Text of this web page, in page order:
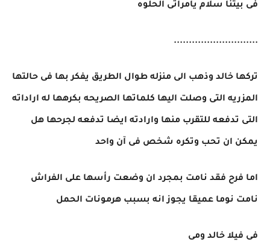
فى بيتنا سلام يامراتى الحلوه
............................
تركها خالد وذهب الى منزله طوال الطريق يفكر بها فى حالتها
المزريه التى وصلت اليها كلماتها الصريحه بكرهها له اراداته
التى تدفعه للتقرب منها وارادته ايضا تدفعه لجرحها هل
يمكن ان تحب وتكره شخص فى آن واحد
اما فرح فقد نامت بمجرد ان وضعت رأسها على الفراش
نامت نوما عميقا يجوز انه بسبب هرمونات الحمل
فى فيلا خالد ومى